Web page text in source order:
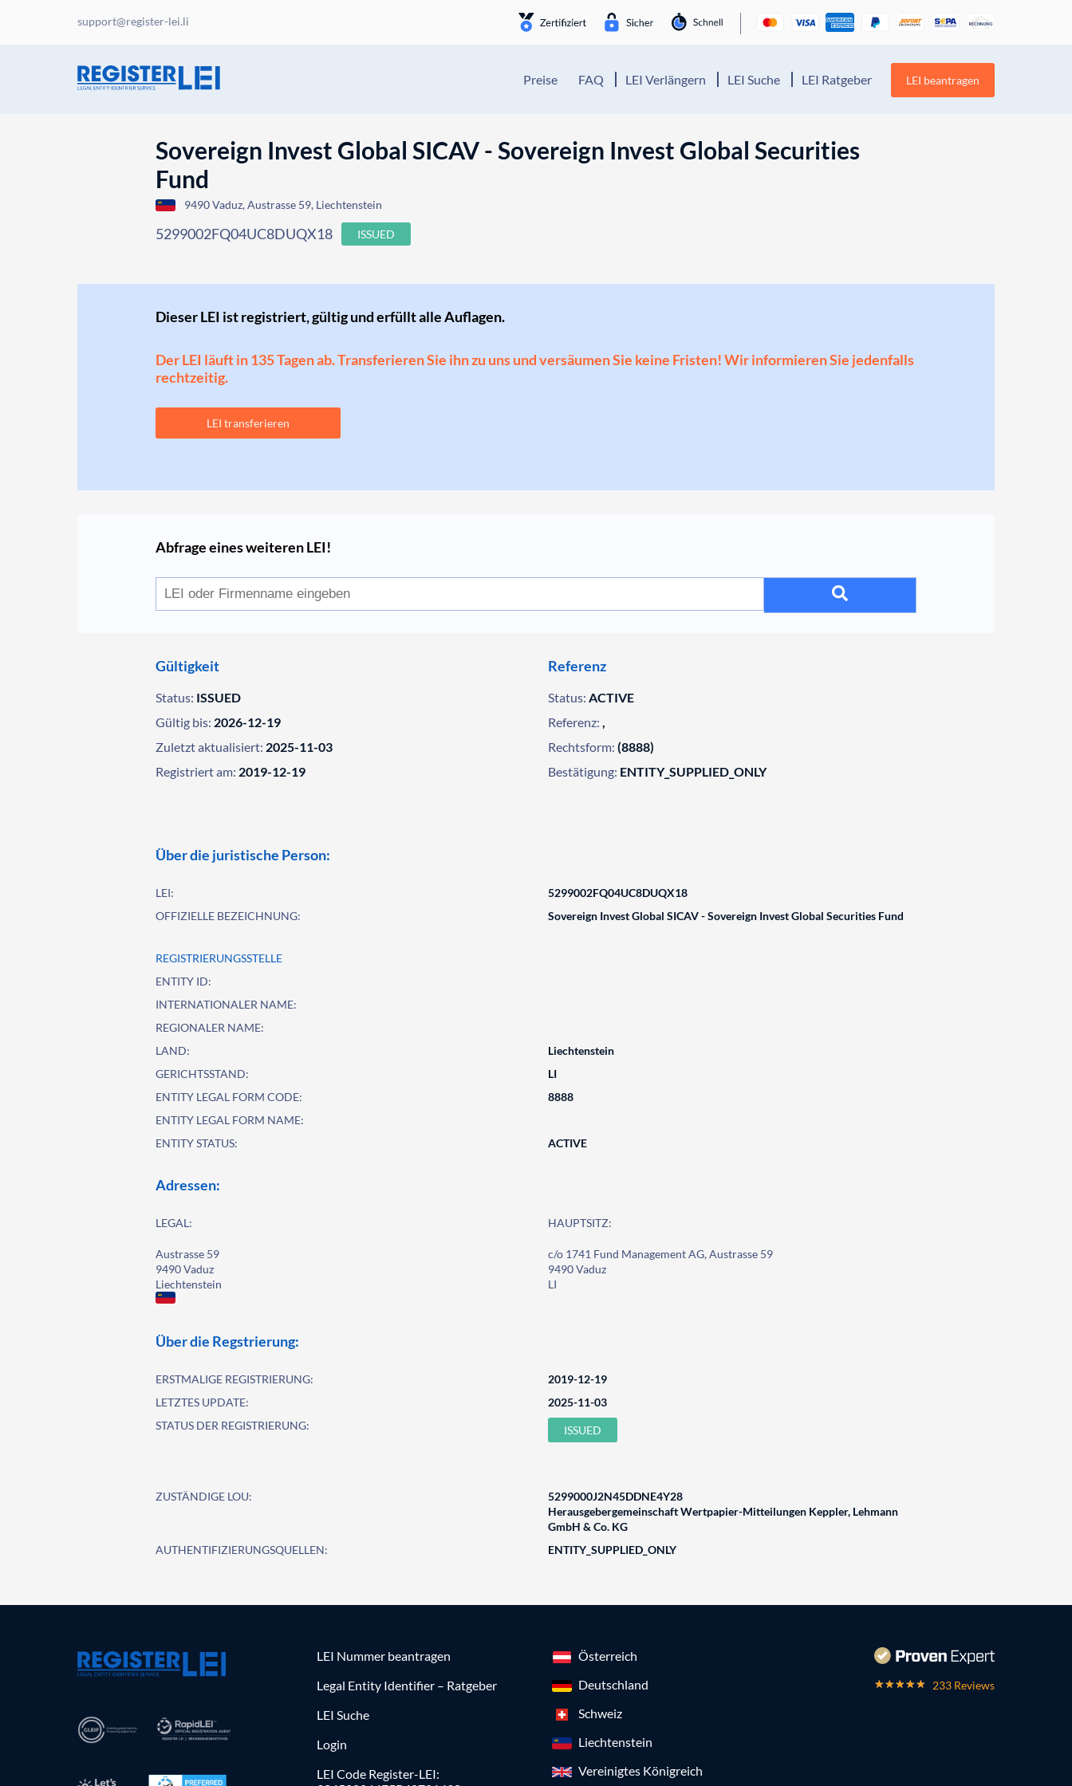
support@register-lei.li
Preise FAQ LEI Verlängern LEI Suche LEI Ratgeber LEI beantragen
Sovereign Invest Global SICAV - Sovereign Invest Global Securities
Fund
9490 Vaduz, Austrasse 59, Liechtenstein
5299002FQ04UC8DUQX18 ISSUED
Dieser LEI ist registriert, gültig und erfüllt alle Auflagen.
Der LEI läuft in 135 Tagen ab. Transferieren Sie ihn zu uns und versäumen Sie keine Fristen! Wir informieren Sie jedenfalls
rechtzeitig.
LEI transferieren
Abfrage eines weiteren LEI!
Gültigkeit
Status: ISSUED
Gültig bis: 2026-12-19
Zuletzt aktualisiert: 2025-11-03
Registriert am: 2019-12-19
Referenz
Status: ACTIVE
Referenz: ,
Rechtsform: (8888)
Bestätigung: ENTITY_SUPPLIED_ONLY
Über die juristische Person:
LEI:
5299002FQ04UC8DUQX18
OFFIZIELLE BEZEICHNUNG:
Sovereign Invest Global SICAV - Sovereign Invest Global Securities Fund
REGISTRIERUNGSSTELLE
ENTITY ID:
INTERNATIONALER NAME:
REGIONALER NAME:
LAND:
Liechtenstein
GERICHTSSTAND:
LI
ENTITY LEGAL FORM CODE:
8888
ENTITY LEGAL FORM NAME:
ENTITY STATUS:
ACTIVE
Adressen:
LEGAL:
Austrasse 59
9490 Vaduz
Liechtenstein
HAUPTSITZ:
c/o 1741 Fund Management AG, Austrasse 59
9490 Vaduz
LI
Über die Regstrierung:
ERSTMALIGE REGISTRIERUNG:
2019-12-19
LETZTES UPDATE:
2025-11-03
STATUS DER REGISTRIERUNG:
ISSUED
ZUSTÄNDIGE LOU:
5299000J2N45DDNE4Y28
Herausgebergemeinschaft Wertpapier-Mitteilungen Keppler, Lehmann
GmbH & Co. KG
AUTHENTIFIZIERUNGSQUELLEN:
ENTITY_SUPPLIED_ONLY
LEI Nummer beantragen
Legal Entity Identifier – Ratgeber
LEI Suche
Login
LEI Code Register-LEI:
Österreich
Deutschland
Schweiz
Liechtenstein
Vereinigtes Königreich
233 Reviews